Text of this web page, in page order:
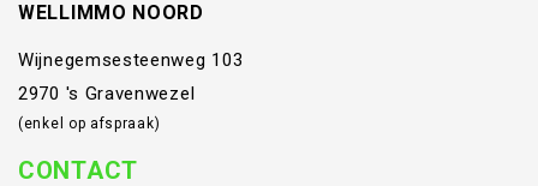
WELLIMMO NOORD
Wijnegemsesteenweg 103
2970 's Gravenwezel
(enkel op afspraak)
CONTACT